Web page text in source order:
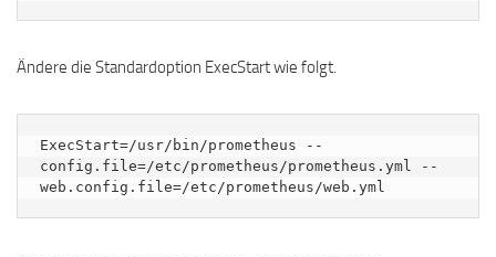
Ändere die Standardoption ExecStart wie folgt.
ExecStart=/usr/bin/prometheus --
config.file=/etc/prometheus/prometheus.yml --
web.config.file=/etc/prometheus/web.yml